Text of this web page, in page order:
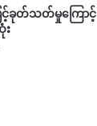
ြင့်ခုတ်သတ်မှုကြောင့်
း